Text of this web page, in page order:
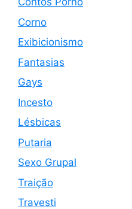
Corno
Exibicionismo
Fantasias
Gays
Incesto
Lésbicas
Putaria
Sexo Grupal
Traição
Travesti